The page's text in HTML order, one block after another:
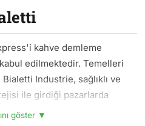
kahve demleme
edilmektedir. Temelleri
Bialetti Industrie, sağlıklı ve
ile girdiği pazarlarda
kapsamlı ve kaliteli ürün
göster ▼